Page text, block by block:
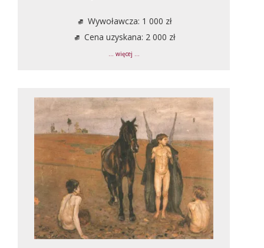
Wywoławcza: 1 000 zł
Cena uzyskana: 2 000 zł
... więcej ...